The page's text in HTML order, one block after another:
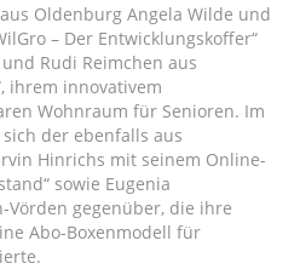
Oldenburg Angela Wilde und
– Der Entwicklungskoffer“
Rudi Reimchen aus
ihrem innovativem
Wohnraum für Senioren. Im
der ebenfalls aus
Hinrichs mit seinem Online-
sowie Eugenia
Vörden gegenüber, die ihre
Abo-Boxenmodell für